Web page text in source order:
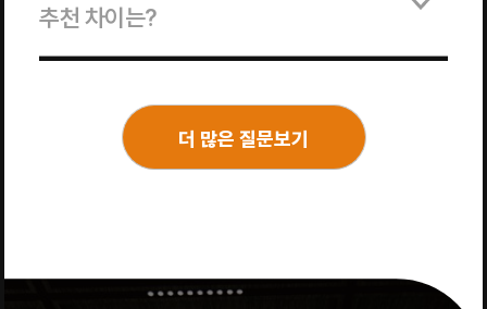
추천 차이는?
더 많은 질문보기